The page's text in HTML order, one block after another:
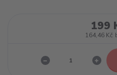
199
164,46 Kč